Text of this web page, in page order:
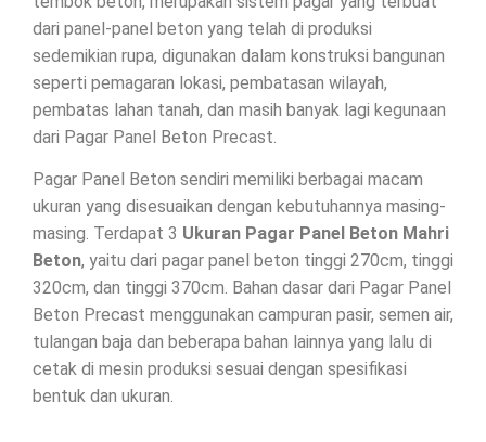
dari panel-panel beton yang telah di produksi
sedemikian rupa, digunakan dalam konstruksi bangunan
seperti pemagaran lokasi, pembatasan wilayah,
pembatas lahan tanah, dan masih banyak lagi kegunaan
dari Pagar Panel Beton Precast.
Pagar Panel Beton sendiri memiliki berbagai macam
ukuran yang disesuaikan dengan kebutuhannya masing-
masing. Terdapat 3 Ukuran Pagar Panel Beton Mahri
Beton, yaitu dari pagar panel beton tinggi 270cm, tinggi
320cm, dan tinggi 370cm. Bahan dasar dari Pagar Panel
Beton Precast menggunakan campuran pasir, semen air,
tulangan baja dan beberapa bahan lainnya yang lalu di
cetak di mesin produksi sesuai dengan spesifikasi
bentuk dan ukuran.